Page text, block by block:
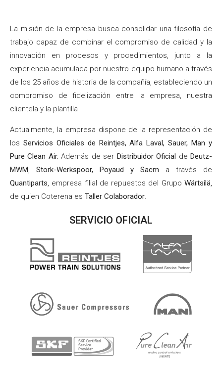
La misión de la empresa busca consolidar una filosofía de
trabajo capaz de combinar el compromiso de calidad y la
innovación en procesos y procedimientos, junto a la
experiencia acumulada por nuestro equipo humano a través
de los 25 años de historia de la compañía, estableciendo un
compromiso de fidelización entre la empresa, nuestra
clientela y la plantilla
Actualmente, la empresa dispone de la representación de
los Servicios Oficiales de Reintjes, Alfa Laval, Sauer, Man y
Pure Clean Air. Además de ser Distribuidor Oficial deDeutz-
MWM
Stork-Werkspoor, Poyaud y Sacm a través de
Quantiparts , empresa filial de repuestos del Grupo Wärtsilä
de quien Coterena es Taller Colaborador
SERVICIO OFICIAL